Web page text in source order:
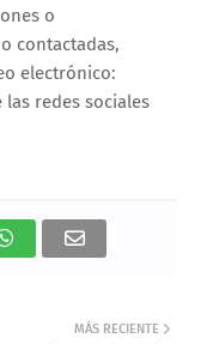
o
contactadas,
electrónico:
redes sociales
MÁS RECIENTE